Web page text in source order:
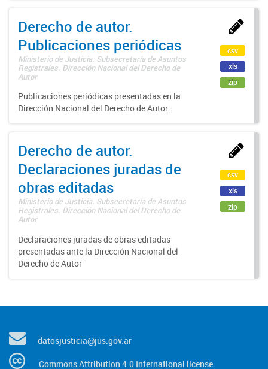
Derecho de autor.
Publicaciones periódicas
Ministerio de Justicia. Subsecretaría de Asuntos
Registrales. Dirección Nacional del Derecho de
Autor
Publicaciones periódicas presentadas en la
Dirección Nacional del Derecho de Autor.
csv
xls
zip
Derecho de autor.
Declaraciones juradas de
obras editadas
Ministerio de Justicia. Subsecretaría de Asuntos
Registrales. Dirección Nacional del Derecho de
Autor
Declaraciones juradas de obras editadas
presentadas ante la Dirección Nacional del
Derecho de Autor
csv
xls
zip
datosjusticia@jus.gov.ar
Commons Attribution 4.0 International license